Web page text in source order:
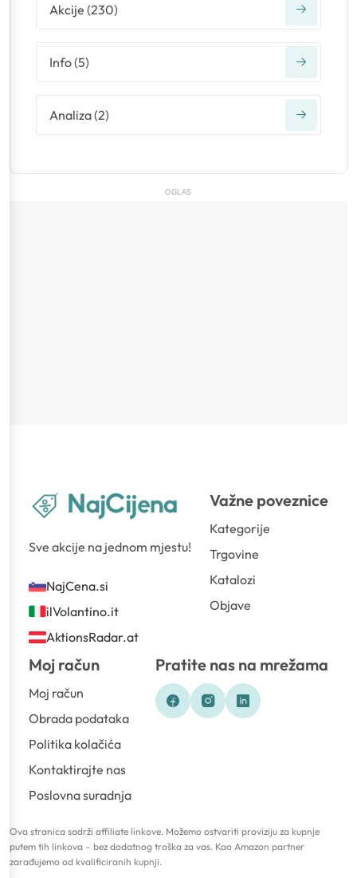
Akcije (230)
Info(5)
Analiza(2)
OGLAS
Sve akcije na jednom mjestu!
NajCena.si
ilVolantino.it
AktionsRadar.at
Važne poveznice
Kategorije
Trgovine
Katalozi
Objave
Moj račun
Moj račun
Obrada podataka
Politika kolačića
Kontaktirajte nas
Poslovna suradnja
Pratite nas na mrežama
Ova stranica sadrži affiliate linkove. Možemo ostvariti proviziju za kupnje
putem tih linkova – bez dodatnog troška za vas. Kao Amazon partner
zarađujemo od kvalificiranih kupnji.